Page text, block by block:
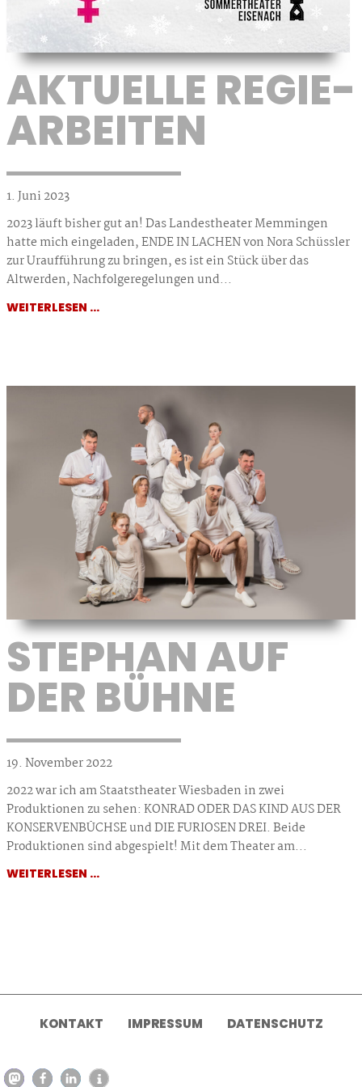
AKTUELLE REGIE­
ARBEITEN
1. Juni 2023
2023 läuft bisher gut an! Das Landestheater Memmingen
hatte mich eingeladen, ENDE IN LACHEN von Nora Schüssler
zur Uraufführung zu bringen, es ist ein Stück über das
Altwerden, Nachfolgeregelungen und...
WEITERLESEN ...
STEPHAN AUF
DER BÜHNE
19. November 2022
2022 war ich am Staatstheater Wiesbaden in zwei
Produktionen zu sehen: KONRAD ODER DAS KIND AUS DER
KONSERVENBÜCHSE und DIE FURIOSEN DREI. Beide
Produktionen sind abgespielt! Mit dem Theater am...
WEITERLESEN ...
KONTAKT IMPRESSUM DATENSCHUTZ